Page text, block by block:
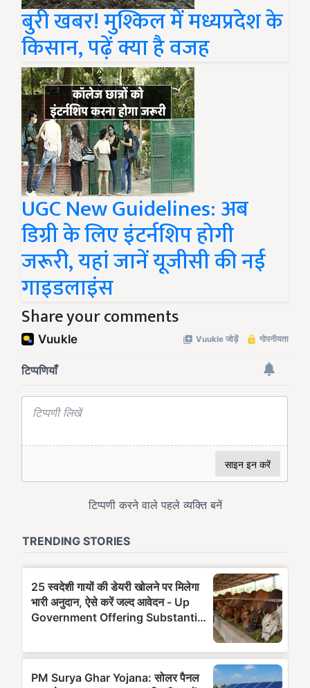
बुरी खबर! मुश्किल में मध्यप्रदेश के
किसान, पढ़ें क्या है वजह
UGC New Guidelines: अब
डिग्री के लिए इंटर्नशिप होगी
जरूरी, यहां जानें यूजीसी की नई
गाइडलाइंस
Share your comments